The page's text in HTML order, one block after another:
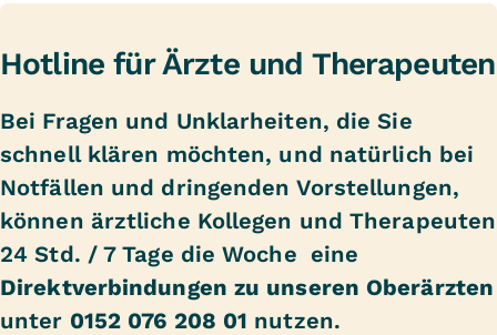
Hotline für Ärzte und Therapeuten
Bei Fragen und Unklarheiten, die Sie
schnell klären möchten, und natürlich bei
Notfällen und dringenden Vorstellungen,
können ärztliche Kollegen und Therapeuten
24 Std. / 7 Tage die Woche eine
Direktverbindungen zu unseren Oberärzten
unter 0152 076 208 01 nutzen.